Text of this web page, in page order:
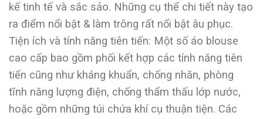
kế tinh tế và sắc sảo. Những cụ thể chi tiết này tạo
ra điểm nổi bật & làm trông rất nổi bật âu phục.
Tiện ích và tính năng tiên tiến: Một số áo blouse
cao cấp bao gồm phối kết hợp các tính năng tiên
tiến cũng như kháng khuẩn, chống nhăn, phòng
tĩnh năng lượng điện, chống thẩm thấu lớp nước,
hoặc gồm những túi chứa khí cụ thuận tiện. Các